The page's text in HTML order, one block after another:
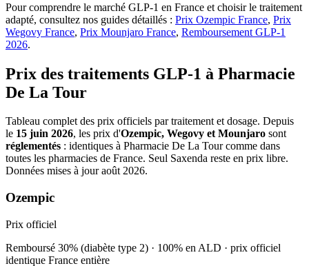
Pour comprendre le marché GLP-1 en France et choisir le traitement
adapté, consultez nos guides détaillés : Prix Ozempic France, Prix
Wegovy France, Prix Mounjaro France, Remboursement GLP-1
2026.
Prix des traitements GLP-1 à Pharmacie
De La Tour
Tableau complet des prix officiels par traitement et dosage. Depuis
le 15 juin 2026, les prix d'Ozempic, Wegovy et Mounjaro sont
réglementés : identiques à Pharmacie De La Tour comme dans
toutes les pharmacies de France. Seul Saxenda reste en prix libre.
Données mises à jour août 2026.
Ozempic
Prix officiel
Remboursé 30% (diabète type 2) · 100% en ALD · prix officiel
identique France entière